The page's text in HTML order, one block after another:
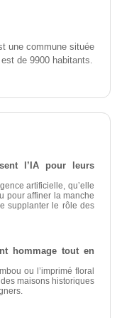
une commune située
de 9900 habitants.
l’IA pour leurs
artificielle, qu’elle
pour affiner la manche
supplanter le rôle des
hommage tout en
ou l’imprimé floral
maisons historiques